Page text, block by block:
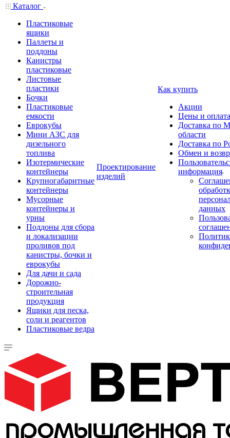
Каталог
Пластиковые
ящики
Паллеты и
поддоны
Канистры
пластиковые
Листовые
пластики
Бочки
Пластиковые
емкости
Еврокубы
Мини АЗС для
дизельного
топлива
Изотермические
контейнеры
Крупногабаритные
контейнеры
Мусорные
контейнеры и
урны
Поддоны для сбора
и локализации
проливов под
канистры, бочки и
еврокубы
Для дачи и сада
Дорожно-
строительная
продукция
Ящики для песка,
соли и реагентов
Пластиковые ведра
Проектирование
изделий
Как купить
Акции
Цены и оплата
Доставка по
области
Доставка по
Обмен и
информация
данных